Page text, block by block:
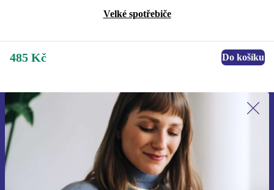
Velké spotřebiče
485 Kč Do košíku
Přihlas se k odběru našich novinek a
ušetři 400 Kč!
Už nikdy nepromeškej žádnou nabídku.